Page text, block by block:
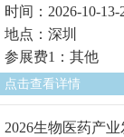
时间：2026-10-13-
地点：深圳
参展费1：其他
点击查看详情
2026生物医药产